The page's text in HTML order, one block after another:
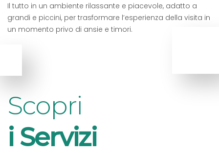
Il tutto in un ambiente rilassante e piacevole, adatto a
grandi e piccini, per trasformare l’esperienza della visita in
un momento privo di ansie e timori.
Scopri
i Servizi